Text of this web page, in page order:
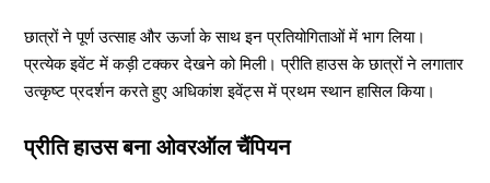
छात्रों ने पूर्ण उत्साह और ऊर्जा के साथ इन प्रतियोगिताओं में भाग लिया।
प्रत्येक इवेंट में कड़ी टक्कर देखने को मिली। प्रीति हाउस के छात्रों ने लगातार
उत्कृष्ट प्रदर्शन करते हुए अधिकांश इवेंट्स में प्रथम स्थान हासिल किया।
प्रीति हाउस बना ओवरऑल चैंपियन